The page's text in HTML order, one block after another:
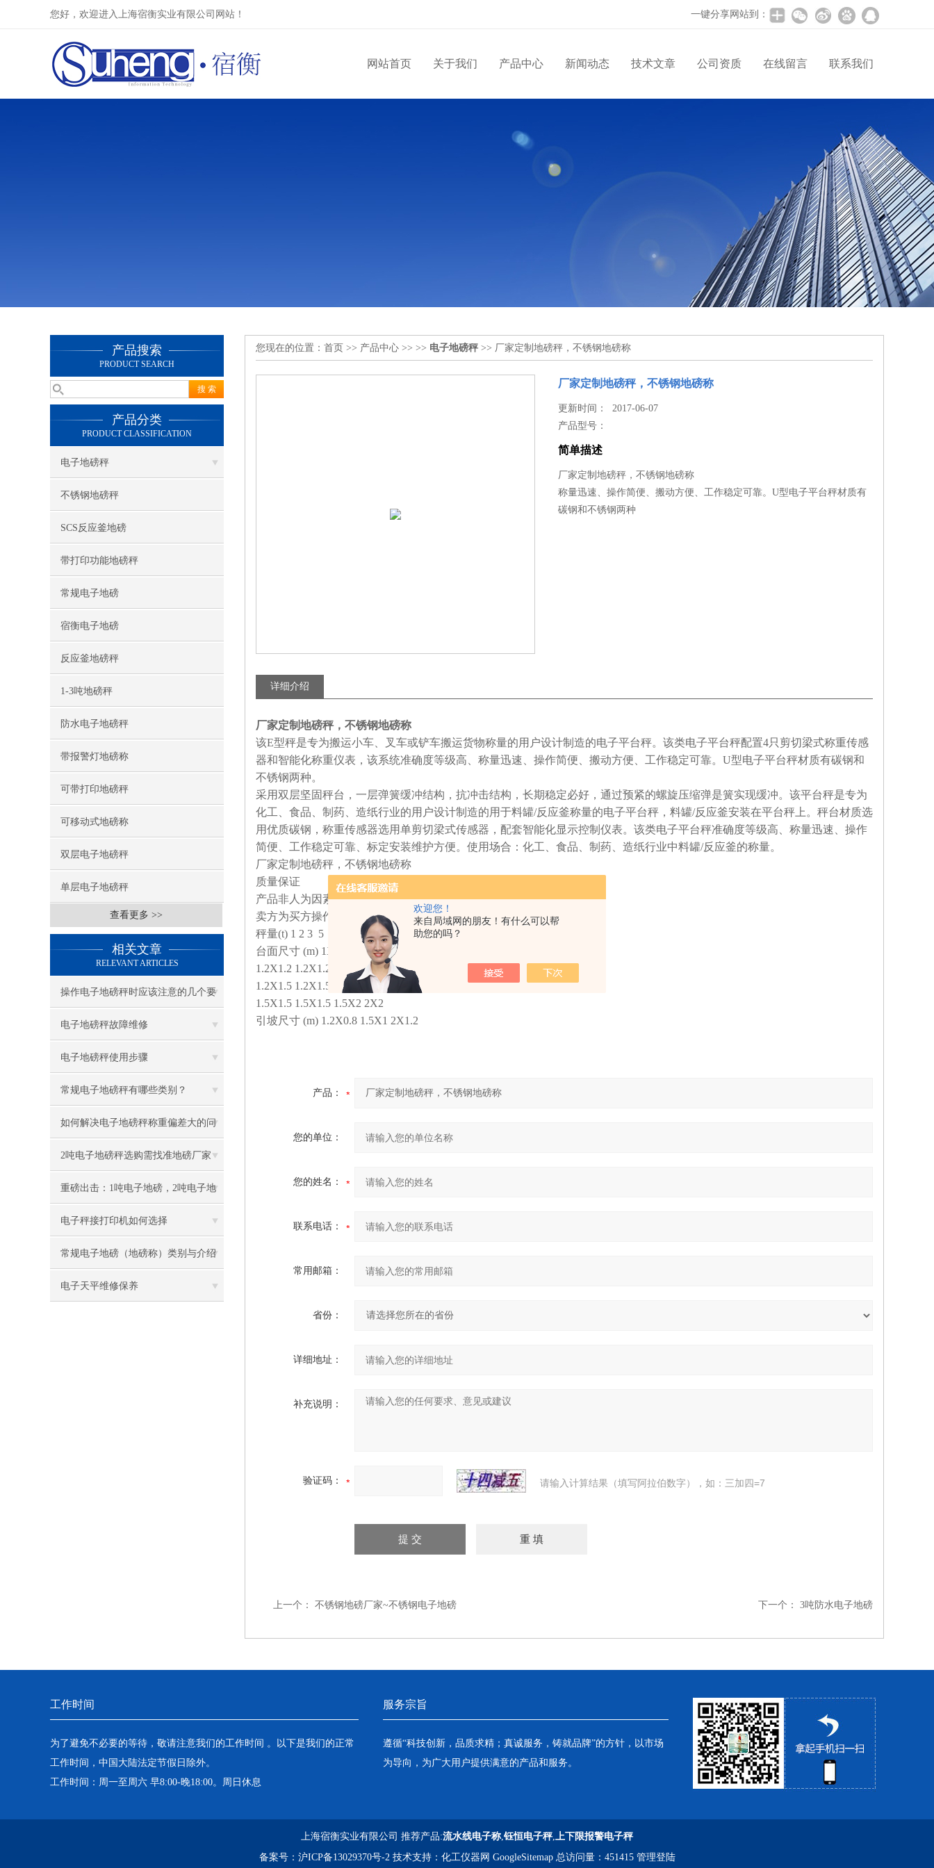
欢迎您！
来自局域网的朋友！有什么可以帮
助您的吗？
您好，欢迎进入上海宿衡实业有限公司网站！ 一键分享网站到：
网站首页 关于我们 产品中心 新闻动态 技术文章 公司资质 在线留言 联系我们
产品搜索
PRODUCT SEARCH
产品分类
PRODUCT CLASSIFICATION
电子地磅秤
不锈钢地磅秤
SCS反应釜地磅
带打印功能地磅秤
常规电子地磅
宿衡电子地磅
反应釜地磅秤
1-3吨地磅秤
防水电子地磅秤
带报警灯地磅称
可带打印地磅秤
可移动式地磅称
双层电子地磅秤
单层电子地磅秤
查看更多 >>
相关文章
RELEVANT ARTICLES
操作电子地磅秤时应该注意的几个要
点
电子地磅秤故障维修
电子地磅秤使用步骤
常规电子地磅秤有哪些类别？
如何解决电子地磅秤称重偏差大的问
题？
2吨电子地磅秤选购需找准地磅厂家
重磅出击：1吨电子地磅，2吨电子地
磅秤，3吨地磅低价狂甩
电子秤接打印机如何选择
常规电子地磅（地磅称）类别与介绍
电子天平维修保养
您现在的位置： 首页 >> 产品中心 >> >> 电子地磅秤 >> 厂家定制地磅秤，不锈钢地磅称
厂家定制地磅秤，不锈钢地磅称
更新时间： 2017-06-07
产品型号：
简单描述
厂家定制地磅秤，不锈钢地磅称
称量迅速、操作简便、搬动方便、工作稳定可靠。U型电子平台秤材质有
碳钢和不锈钢两种
详细介绍
厂家定制地磅秤，不锈钢地磅称
该E型秤是专为搬运小车、叉车或铲车搬运货物称量的用户设计制造的电子平台秤。该类电子平台秤配置4只剪切梁式称重传感
器和智能化称重仪表，该系统准确度等级高、称量迅速、操作简便、搬动方便、工作稳定可靠。U型电子平台秤材质有碳钢和
不锈钢两种。
采用双层坚固秤台，一层弹簧缓冲结构，抗冲击结构，长期稳定必好，通过预紧的螺旋压缩弹是簧实现缓冲。该平台秤是专为
化工、食品、制药、造纸行业的用户设计制造的用于料罐/反应釜称量的电子平台秤，料罐/反应釜安装在平台秤上。秤台材质选
用优质碳钢，称重传感器选用单剪切梁式传感器，配套智能化显示控制仪表。该类电子平台秤准确度等级高、称量迅速、操作
简便、工作稳定可靠、标定安装维护方便。使用场合：化工、食品、制药、造纸行业中料罐/反应釜的称量。
厂家定制地磅秤，不锈钢地磅称
质量保证
产品非人为因素损坏保修壹年，产品终生享受本公司服务.
卖方为买方操作人员就该设备的使用，维修维护进行免费培训.
秤量(t) 1 2 3 5
台面尺寸 (m) 1X1 1X1 1.2X1.2 1.2X1.5
1.2X1.2 1.2X1.2 1.2X1.5 1.5X1.5
1.2X1.5 1.2X1.5 1.5X1.5 1.5X2
1.5X1.5 1.5X1.5 1.5X2 2X2
引坡尺寸 (m) 1.2X0.8 1.5X1 2X1.2
产品：
您的单位：
您的姓名：
联系电话：
常用邮箱：
省份：
详细地址：
补充说明：
验证码： 请输入计算结果（填写阿拉伯数字），如：三加四=7
上一个： 不锈钢地磅厂家~不锈钢电子地磅 下一个： 3吨防水电子地磅
工作时间
为了避免不必要的等待，敬请注意我们的工作时间 。以下是我们的正常
工作时间，中国大陆法定节假日除外。
工作时间：周一至周六 早8:00-晚18:00。周日休息
服务宗旨
遵循“科技创新，品质求精；真诚服务，铸就品牌”的方针，以市场
为导向，为广大用户提供满意的产品和服务。
上海宿衡实业有限公司 推荐产品:流水线电子称,钰恒电子秤,上下限报警电子秤
备案号： 沪ICP备13029370号-2技术支持： 化工仪器网 GoogleSitemap总访问量：451415 管理登陆